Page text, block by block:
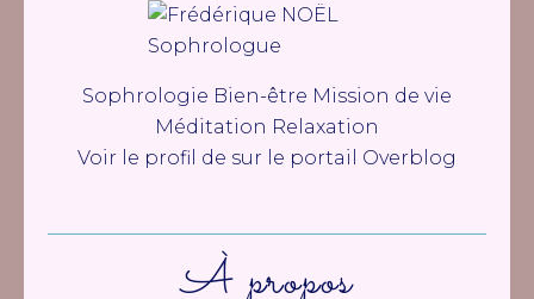
Sophrologie Bien-être Mission de vie
Méditation Relaxation
Voir le profil de sur le portail Overblog
À propos